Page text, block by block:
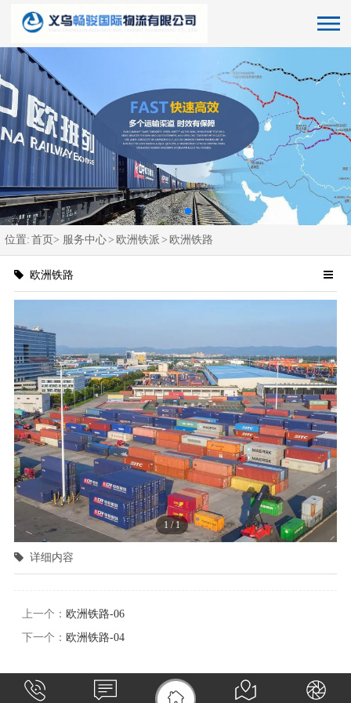
位置: 首页> 服务中心> 欧洲铁派 > 欧洲铁路
欧洲铁路
1 /1
详细内容
上一个： 欧洲铁路-06
下一个： 欧洲铁路-04